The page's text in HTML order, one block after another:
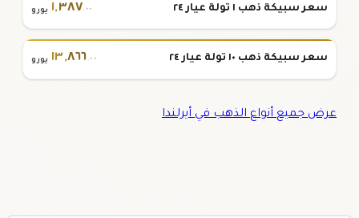
سعر سبيكة ذهب ١ تولة عيار ٢٤ ١,٣٨٧.٠٠ يورو
سعر سبيكة ذهب ١٠ تولة عيار ٢٤ ١٣,٨٦٦.٠٠ يورو
عرض جميع أنواع الذهب في أيرلندا